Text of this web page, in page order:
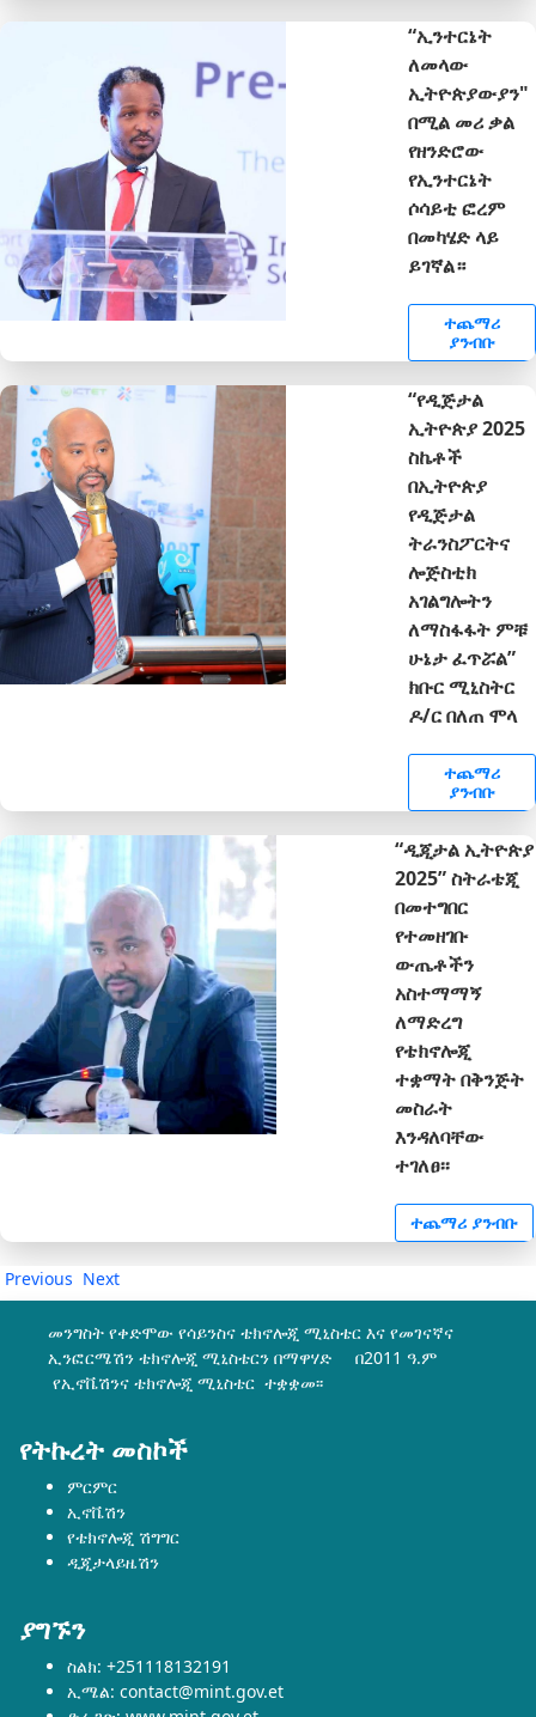
“ኢንተርኔት
ለመላው
ኢትዮጵያውያን"
በሚል መሪ ቃል
የዘንድሮው
የኢንተርኔት
ሶሳይቲ ፎረም
በመካሄድ ላይ
ይገኛል።
ተጨማሪ
ያንብቡ
“የዲጅታል
ኢትዮጵያ 2025
ስኬቶች
በኢትዮጵያ
የዲጅታል
ትራንስፖርትና
ሎጅስቲክ
አገልግሎትን
ለማስፋፋት ምቹ
ሁኔታ ፈጥሯል”
ክቡር ሚኒስትር
ዶ/ር በለጠ ሞላ
ተጨማሪ
ያንብቡ
“ዲጂታል ኢትዮጵያ
2025” ስትራቴጂ
በመተግበር
የተመዘገቡ
ውጤቶችን
አስተማማኝ
ለማድረግ
የቴክኖሎጂ
ተቋማት በቅንጅት
መስራት
እንዳለባቸው
ተገለፀ፡፡
ተጨማሪ ያንብቡ
Previous Next
መንግስት የቀድሞው የሳይንስና ቴክኖሎጂ ሚኒስቴር እና የመገናኛና
ኢንፎርሜሽን ቴክኖሎጂ ሚኒስቴርን በማዋሃድ በ2011 ዓ.ም
የኢኖቬሽንና ቴክኖሎጂ ሚኒስቴር ተቋቋመ፡፡
የትኩረት መስኮች
ምርምር
ኢኖቬሽን
የቴክኖሎጂ ሽግግር
ዲጂታላይዜሽን
ያግኙን
ስልክ: +251118132191
ኢሜል: contact@mint.gov.et